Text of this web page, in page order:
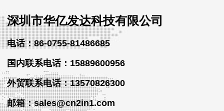
深圳市华亿发达科技有限公司
电话：86-0755-81486685
国内联系电话：15889600956
外贸联系电话：13570826300
邮箱：sales@cn2in1.com